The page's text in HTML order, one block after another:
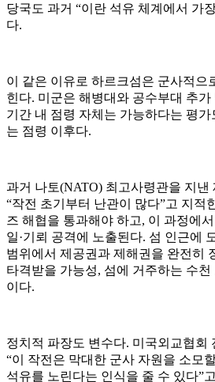
당국도 과거 “이란 석유 체계에서 가
다.
이 같은 이유로 하르크섬은 군사적으
힌다. 미군은 해병대와 공수부대 추
기간 내 점령 자체는 가능하다는 평가
는 점령 이후다.
과거 나토(NATO) 최고사령관을 지낸
“작전 초기부터 난관이 많다”고 지적
즈 해협을 통과해야 하고, 이 과정에
일·기뢰 공격에 노출된다. 섬 인근에
범위에서 제공권과 제해권을 완전히
타격받을 가능성, 섬에 거주하는 수
이다.
정치적 파장도 변수다. 미국외교협회
“이 작전은 막대한 군사 자원을 소모
석유를 노린다는 인식을 줄 수 있다”